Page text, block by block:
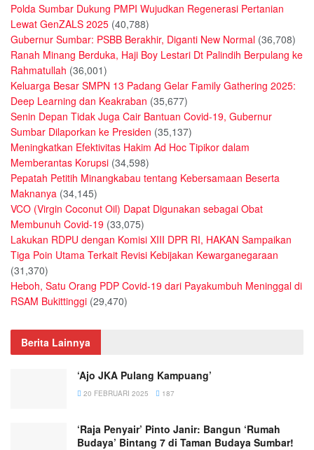
Polda Sumbar Dukung PMPI Wujudkan Regenerasi Pertanian
Lewat GenZALS 2025 (40,788)
Gubernur Sumbar: PSBB Berakhir, Diganti New Normal (36,708)
Ranah Minang Berduka, Haji Boy Lestari Dt Palindih Berpulang ke
Rahmatullah (36,001)
Keluarga Besar SMPN 13 Padang Gelar Family Gathering 2025:
Deep Learning dan Keakraban (35,677)
Senin Depan Tidak Juga Cair Bantuan Covid-19, Gubernur
Sumbar Dilaporkan ke Presiden (35,137)
Meningkatkan Efektivitas Hakim Ad Hoc Tipikor dalam
Memberantas Korupsi (34,598)
Pepatah Petitih Minangkabau tentang Kebersamaan Beserta
Maknanya (34,145)
VCO (Virgin Coconut Oil) Dapat Digunakan sebagai Obat
Membunuh Covid-19 (33,075)
Lakukan RDPU dengan Komisi XIII DPR RI, HAKAN Sampaikan
Tiga Poin Utama Terkait Revisi Kebijakan Kewarganegaraan
(31,370)
Heboh, Satu Orang PDP Covid-19 dari Payakumbuh Meninggal di
RSAM Bukittinggi (29,470)
Berita Lainnya
‘Ajo JKA Pulang Kampuang’
20 FEBRUARI 2025 187
‘Raja Penyair’ Pinto Janir: Bangun ‘Rumah
Budaya’ Bintang 7 di Taman Budaya Sumbar!